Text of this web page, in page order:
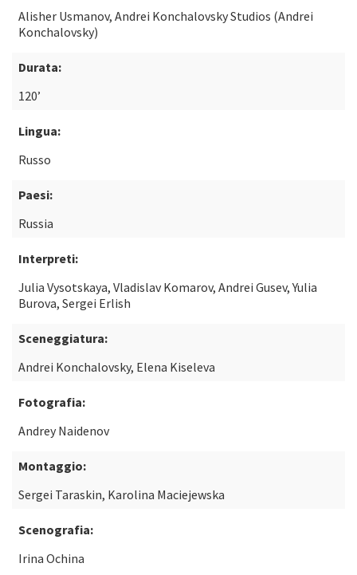
Alisher Usmanov, Andrei Konchalovsky Studios (Andrei
Konchalovsky)
Durata:
120’
Lingua:
Russo
Paesi:
Russia
Interpreti:
Julia Vysotskaya, Vladislav Komarov, Andrei Gusev, Yulia
Burova, Sergei Erlish
Sceneggiatura:
Andrei Konchalovsky, Elena Kiseleva
Fotografia:
Andrey Naidenov
Montaggio:
Sergei Taraskin, Karolina Maciejewska
Scenografia:
Irina Ochina